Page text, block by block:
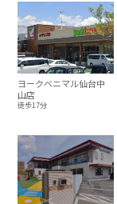
ヨークベニマル仙台中
山店
徒歩17分